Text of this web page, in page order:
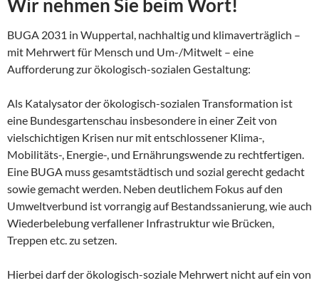
Wir nehmen Sie beim Wort!
BUGA 2031 in Wuppertal, nachhaltig und klimaverträglich –
mit Mehrwert für Mensch und Um-/Mitwelt – eine
Aufforderung zur ökologisch-sozialen Gestaltung:
Als Katalysator der ökologisch-sozialen Transformation ist
eine Bundesgartenschau insbesondere in einer Zeit von
vielschichtigen Krisen nur mit entschlossener Klima-,
Mobilitäts-, Energie-, und Ernährungswende zu rechtfertigen.
Eine BUGA muss gesamtstädtisch und sozial gerecht gedacht
sowie gemacht werden. Neben deutlichem Fokus auf den
Umweltverbund ist vorrangig auf Bestandssanierung, wie auch
Wiederbelebung verfallener Infrastruktur wie Brücken,
Treppen etc. zu setzen.
Hierbei darf der ökologisch-soziale Mehrwert nicht auf ein von